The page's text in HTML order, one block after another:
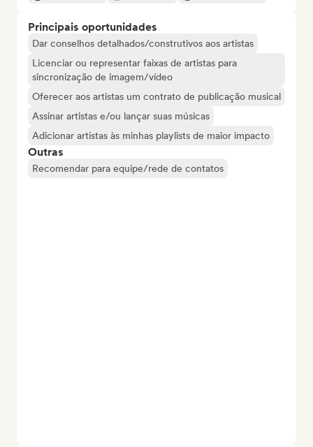
Principais oportunidades
Dar conselhos detalhados/construtivos aos artistas
Licenciar ou representar faixas de artistas para
sincronização de imagem/vídeo
Oferecer aos artistas um contrato de publicação musical
Assinar artistas e/ou lançar suas músicas
Adicionar artistas às minhas playlists de maior impacto
Outras
Recomendar para equipe/rede de contatos